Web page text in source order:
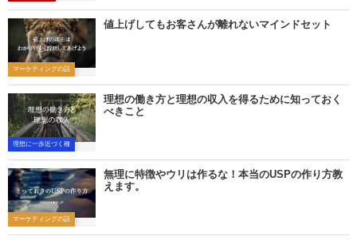
マーケティングの話
値上げしてもお客さんが離れないマインドセット
理想に一歩近づく種
理想の働き方と理想の収入を得るために知っておく
べきこと
マーケティングの話
無理に特徴やウリは作るな！本当のUSPの作り方教
えます。